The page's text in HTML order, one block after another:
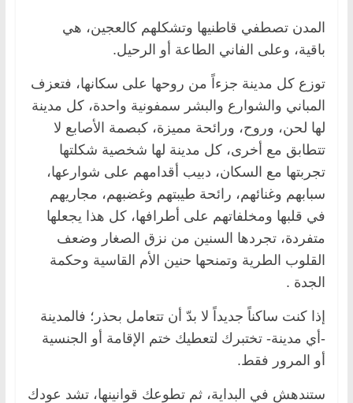
المدن تصطفي قاطنيها وتشكلهم كالعجين، هي
باقية، وعلى الفاني الطاعة أو الرحيل.
توزع كل مدينة جزءاً من روحها على سكانها، فتعزف
المباني والشوارع والبشر سمفونية واحدة، كل مدينة
لها لحن، وروح، ورائحة مميزة، كبصمة الأصابع لا
تتطابق مع أخرى، كل مدينة لها شخصية شكلتها
تجربتها مع السكان، دبيب أقدامهم على شوارعها،
سبابهم وغنائهم، رائحة طيبتهم وغضبهم، مجاريهم
في قلبها ومخلفاتهم على أطرافها، كل هذا يجعلها
متفردة، تجردها السنين من نزق الصغار وضعف
القلوب الطرية وتمنحها حنين الأم القاسية وحكمة
الجدة .
إذا كنت ساكناً جديداً لا بدّ أن تتعامل بحذر؛ فالمدينة
-أي مدينة- تختبرك لتعطيك ختم الإقامة أو الجنسية
أو المرور فقط.
ستندهش في البداية، ثم تطوعك قوانينها، تشد عودك